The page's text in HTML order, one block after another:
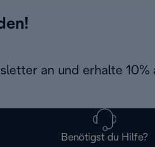
an und erhalte 10%
Benötigst du Hilfe?